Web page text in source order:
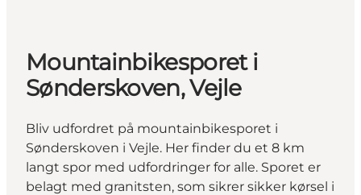
Mountainbikesporet i
Sønderskoven, Vejle
Bliv udfordret på mountainbikesporet i
Sønderskoven i Vejle. Her finder du et 8 km
langt spor med udfordringer for alle. Sporet er
belagt med granitsten, som sikrer sikker kørsel i